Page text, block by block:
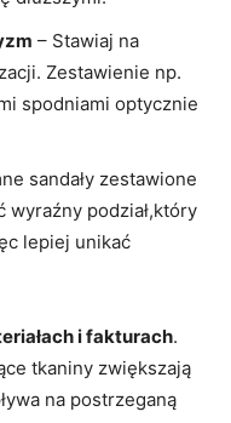
– Stawiaj na
Zestawienie np.
spodniami optycznie
sandały zestawione
wyraźny podział,który
lepiej unikać
i fakturach.
tkaniny zwiększają
na postrzeganą